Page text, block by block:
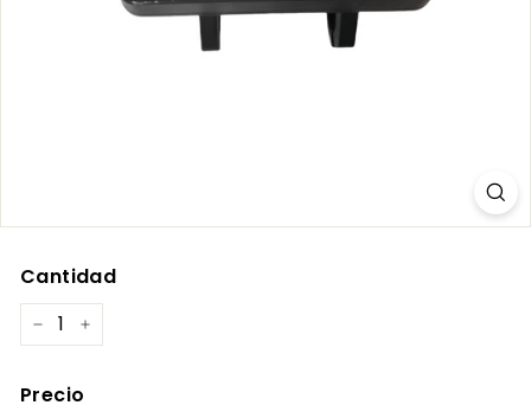
Cantidad
− +
Precio